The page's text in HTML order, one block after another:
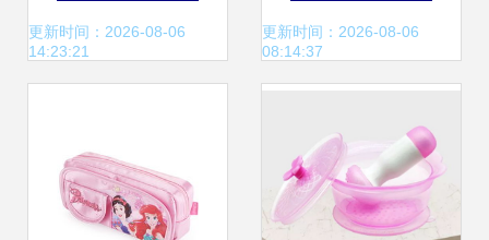
（100%纯干货）
更新时间：2026-08-06
14:23:21
鸡肋还占空间，拒
更新时间：2026-08-06
08:14:37